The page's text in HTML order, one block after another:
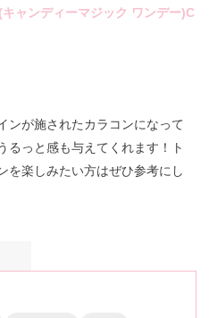
ャンディーマジック ワンデー)C
ンが施されたカラコンになって
るっと感も与えてくれます！ト
を楽しみたい方はぜひ参考にし